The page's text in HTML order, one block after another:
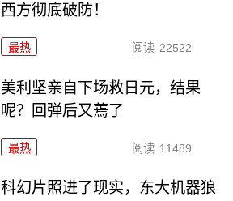
西方彻底破防！
最热 阅读 22522
美利坚亲自下场救日元，结果
呢？回弹后又蔫了
最热 阅读 11489
科幻片照进了现实，东大机器狼